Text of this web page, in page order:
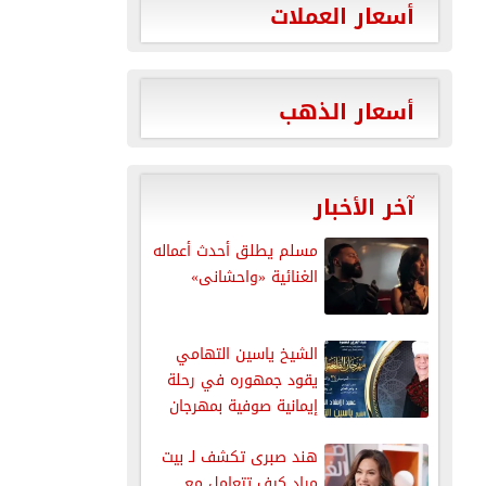
أسعار العملات
أسعار الذهب
آخر الأخبار
مسلم يطلق أحدث أعماله
الغنائية «واحشانى»
الشيخ ياسين التهامي
يقود جمهوره في رحلة
إيمانية صوفية بمهرجان
هند صبرى تكشف لـ بيت